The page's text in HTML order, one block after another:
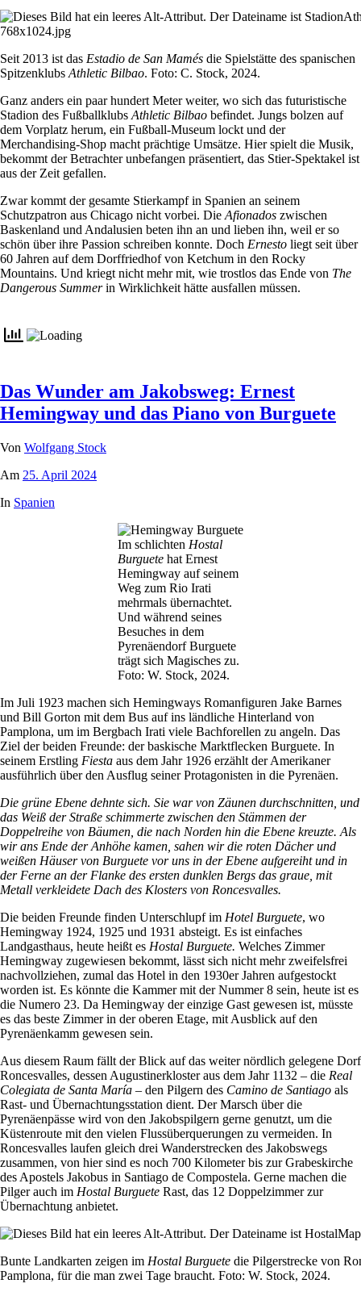
Seit 2013 ist das Estadio de San Mamés die Spielstätte des spanischen
Spitzenklubs Athletic Bilbao. Foto: C. Stock, 2024.
Ganz anders ein paar hundert Meter weiter, wo sich das futuristische
Stadion des Fußballklubs Athletic Bilbao befindet. Jungs bolzen auf
dem Vorplatz herum, ein Fußball-Museum lockt und der
Merchandising-Shop macht prächtige Umsätze. Hier spielt die Musik,
bekommt der Betrachter unbefangen präsentiert, das Stier-Spektakel ist
aus der Zeit gefallen.
Zwar kommt der gesamte Stierkampf in Spanien an seinem
Schutzpatron aus Chicago nicht vorbei. Die Afionados zwischen
Baskenland und Andalusien beten ihn an und lieben ihn, weil er so
schön über ihre Passion schreiben konnte. Doch Ernesto liegt seit über
60 Jahren auf dem Dorffriedhof von Ketchum in den Rocky
Mountains. Und kriegt nicht mehr mit, wie trostlos das Ende von The
Dangerous Summerin Wirklichkeit hätte ausfallen müssen.
Das Wunder am Jakobsweg: Ernest
Hemingway und das Piano von Burguete
Von Wolfgang Stock
Am 25. April 2024
In Spanien
Im schlichten Hostal
Burguete hat Ernest
Hemingway auf seinem
Weg zum Rio Irati
mehrmals übernachtet.
Und während seines
Besuches in dem
Pyrenäendorf Burguete
trägt sich Magisches zu.
Foto: W. Stock, 2024.
Im Juli 1923 machen sich Hemingways Romanfiguren Jake Barnes
und Bill Gorton mit dem Bus auf ins ländliche Hinterland von
Pamplona, um im Bergbach Irati viele Bachforellen zu angeln. Das
Ziel der beiden Freunde: der baskische Marktflecken Burguete. In
seinem Erstling Fiesta aus dem Jahr 1926 erzählt der Amerikaner
ausführlich über den Ausflug seiner Protagonisten in die Pyrenäen.
Die grüne Ebene dehnte sich. Sie war von Zäunen durchschnitten, und
das Weiß der Straße schimmerte zwischen den Stämmen der
Doppelreihe von Bäumen, die nach Norden hin die Ebene kreuzte. Als
wir ans Ende der Anhöhe kamen, sahen wir die roten Dächer und
weißen Häuser von Burguete vor uns in der Ebene aufgereiht und in
der Ferne an der Flanke des ersten dunklen Bergs das graue, mit
Metall verkleidete Dach des Klosters von Roncesvalles.
Die beiden Freunde finden Unterschlupf im Hotel Burguete, wo
Hemingway 1924, 1925 und 1931 absteigt. Es ist einfaches
Landgasthaus, heute heißt es Hostal Burguete. Welches Zimmer
Hemingway zugewiesen bekommt, lässt sich nicht mehr zweifelsfrei
nachvollziehen, zumal das Hotel in den 1930er Jahren aufgestockt
worden ist. Es könnte die Kammer mit der Nummer 8 sein, heute ist es
die Numero 23. Da Hemingway der einzige Gast gewesen ist, müsste
es das beste Zimmer in der oberen Etage, mit Ausblick auf den
Pyrenäenkamm gewesen sein.
Aus diesem Raum fällt der Blick auf das weiter nördlich gelegene Dorf
Roncesvalles, dessen Augustinerkloster aus dem Jahr 1132 – die Real
Colegiata de Santa María – den Pilgern des Camino de Santiago als
Rast- und Übernachtungsstation dient. Der Marsch über die
Pyrenäenpässe wird von den Jakobspilgern gerne genutzt, um die
Küstenroute mit den vielen Flussüberquerungen zu vermeiden. In
Roncesvalles laufen gleich drei Wanderstrecken des Jakobswegs
zusammen, von hier sind es noch 700 Kilometer bis zur Grabeskirche
des Apostels Jakobus in Santiago de Compostela. Gerne machen die
Pilger auch im Hostal Burguete Rast, das 12 Doppelzimmer zur
Übernachtung anbietet.
Bunte Landkarten zeigen im Hostal Burguete die Pilgerstrecke von
Pamplona, für die man zwei Tage braucht. Foto: W. Stock, 2024.